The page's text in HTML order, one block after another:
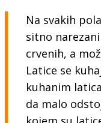
Na svakih
sitno
crvenih, a
Latice se
kuhanim
da malo